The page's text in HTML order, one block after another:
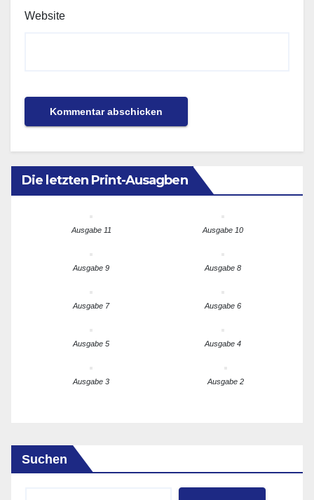
Website
Die letzten Print-Ausagben
Ausgabe 11 Ausgabe 10
Ausgabe 9 Ausgabe 8
Ausgabe 7 Ausgabe 6
Ausgabe 5 Ausgabe 4
Ausgabe 3 Ausgabe 2
Suchen